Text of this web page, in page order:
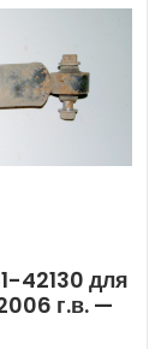
42130 для
г.в. —